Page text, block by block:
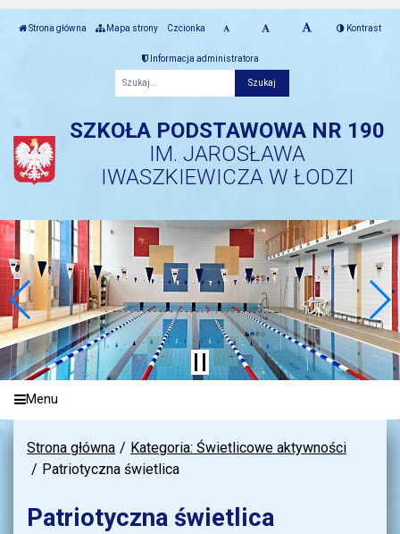
Strona główna Mapa strony Czcionka Kontrast
Informacja administratora
SZKOŁA PODSTAWOWA NR 190
IM. JAROSŁAWA
IWASZKIEWICZA W ŁODZI
Menu
Strona główna
Kategoria: Świetlicowe aktywności
Patriotyczna świetlica
Patriotyczna świetlica